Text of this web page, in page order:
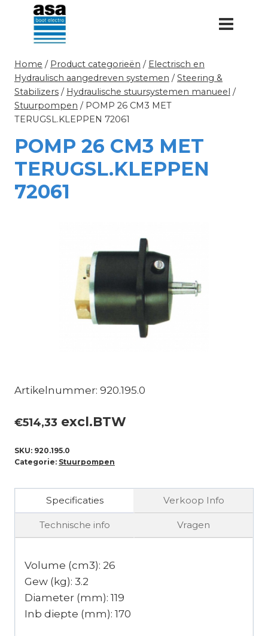
Doorgaan
inhoud
Home / Product categorieën / Electrisch en
Hydraulisch aangedreven systemen / Steering &
Stabilizers / Hydraulische stuursystemen manueel /
Stuurpompen / POMP 26 CM3 MET
TERUGSL.KLEPPEN 72061
POMP 26 CM3 MET
TERUGSL.KLEPPEN
72061
Artikelnummer: 920.195.0
€514,33 excl.BTW
SKU: 920.195.0
Categorie: Stuurpompen
Specificaties Verkoop Info
Technische info Vragen
Volume (cm3): 26
Gew (kg): 3.2
Diameter (mm): 119
Inb diepte (mm): 170